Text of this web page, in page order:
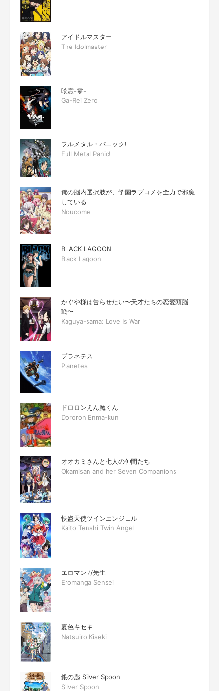
アイドルマスター
The Idolmaster
喰霊-零-
Ga-Rei Zero
フルメタル・パニック!
Full Metal Panic!
俺の脳内選択肢が、学園ラブコメを全力で邪魔
している
Noucome
BLACK LAGOON
Black Lagoon
かぐや様は告らせたい〜天才たちの恋愛頭脳
戦〜
Kaguya-sama: Love Is War
プラネテス
Planetes
ドロロンえん魔くん
Dororon Enma-kun
オオカミさんと七人の仲間たち
Okamisan and her Seven Companions
快盗天使ツインエンジェル
Kaito Tenshi Twin Angel
エロマンガ先生
Eromanga Sensei
夏色キセキ
Natsuiro Kiseki
銀の匙 Silver Spoon
Silver Spoon